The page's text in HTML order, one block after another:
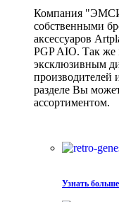
Компания
собственными
аксессуаров
PGP AIO. Так же
эксклюзивным
производителей
разделе Вы
ассортиментом.
Узнать